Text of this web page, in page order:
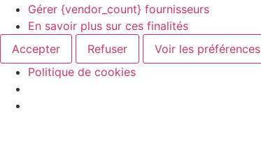
Gérer {vendor_count} fournisseurs
En savoir plus sur ces finalités
Accepter
Refuser Voir les préférences
Politique de cookies